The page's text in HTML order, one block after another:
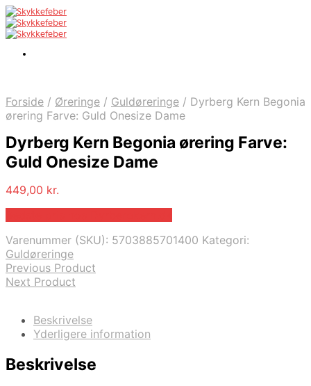
Forside / Øreringe / Guldøreringe / Dyrberg Kern Begonia
ørering Farve: Guld Onesize Dame
Dyrberg Kern Begonia ørering Farve:
Guld Onesize Dame
449,00 kr.
Varenummer (SKU): 5703885701400 Kategori:
Guldøreringe
Previous Product
Next Product
Beskrivelse
Yderligere information
Beskrivelse